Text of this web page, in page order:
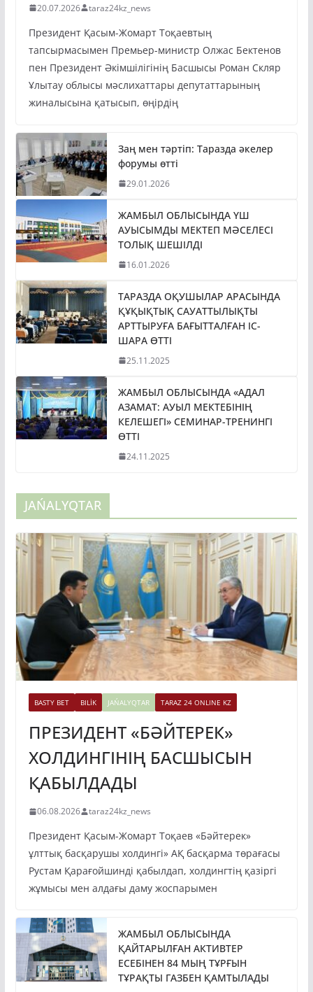
20.07.2026 taraz24kz_news
Президент Қасым-Жомарт Тоқаевтың
тапсырмасымен Премьер-министр Олжас Бектенов
пен Президент Әкімшілігінің Басшысы Роман Скляр
Ұлытау облысы мәслихаттары депутаттарының
жиналысына қатысып, өңірдің
Заң мен тәртіп: Таразда әкелер
форумы өтті
29.01.2026
ЖАМБЫЛ ОБЛЫСЫНДА ҮШ
АУЫСЫМДЫ МЕКТЕП МӘСЕЛЕСІ
ТОЛЫҚ ШЕШІЛДІ
16.01.2026
ТАРАЗДА ОҚУШЫЛАР АРАСЫНДА
ҚҰҚЫҚТЫҚ САУАТТЫЛЫҚТЫ
АРТТЫРУҒА БАҒЫТТАЛҒАН ІС-
ШАРА ӨТТІ
25.11.2025
ЖАМБЫЛ ОБЛЫСЫНДА «АДАЛ
АЗАМАТ: АУЫЛ МЕКТЕБІНІҢ
КЕЛЕШЕГІ» СЕМИНАР-ТРЕНИНГІ
ӨТТІ
24.11.2025
JAŃALYQTAR
BASTY BET BILİK JAŃALYQTAR TARAZ 24 ONLINE KZ
ПРЕЗИДЕНТ «БӘЙТЕРЕК»
ХОЛДИНГІНІҢ БАСШЫСЫН
ҚАБЫЛДАДЫ
06.08.2026 taraz24kz_news
Президент Қасым-Жомарт Тоқаев «Бәйтерек»
ұлттық басқарушы холдингі» АҚ басқарма төрағасы
Рустам Қарағойшинді қабылдап, холдингтің қазіргі
жұмысы мен алдағы даму жоспарымен
ЖАМБЫЛ ОБЛЫСЫНДА
ҚАЙТАРЫЛҒАН АКТИВТЕР
ЕСЕБІНЕН 84 МЫҢ ТҰРҒЫН
ТҰРАҚТЫ ГАЗБЕН ҚАМТЫЛАДЫ